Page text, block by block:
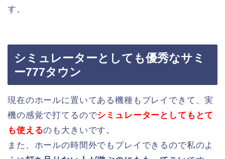
す。
シミュレーターとしても優秀なサミ
ー777タウン
現在のホールに置いてある機種もプレイできて、実
機の感覚で打てるのでシミュレーターとしてもとて
も使えるのも大きいです。
また、ホールの時間外でもプレイできるので私のよ